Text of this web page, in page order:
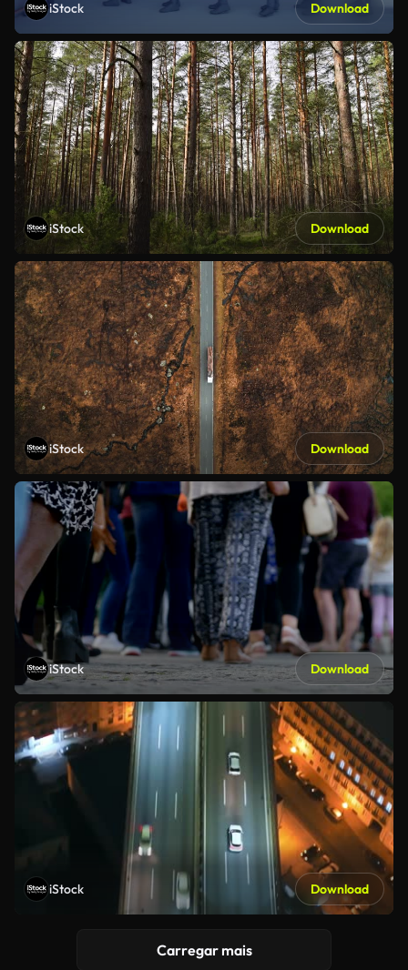
iStock Download
iStock Download
iStock Download
iStock Download
iStock Download
Carregar mais